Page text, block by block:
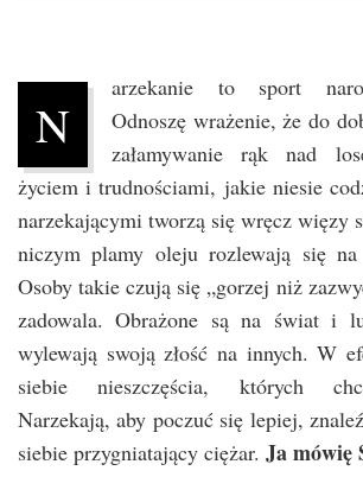
N
arzekanie to sport
Odnoszę wrażenie, że do
załamywanie rąk nad
życiem i trudnościami, jakie niesie
narzekającymi tworzą się wręcz więzy
niczym plamy oleju rozlewają się na
Osoby takie czują się „gorzej niż
zadowala. Obrażone są na świat i
wylewają swoją złość na innych. W
siebie nieszczęścia, których
Narzekają, aby poczuć się lepiej,
siebie przygniatający ciężar. Ja mówię